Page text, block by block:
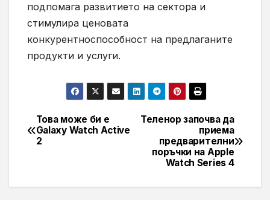
подпомага развитието на сектора и
стимулира ценовата
конкурентноспособност на предлаганите
продукти и услуги.
Навигация
Теленор започва да
приема
предварителни
поръчки на Apple
Watch Series 4
Това може би е
Galaxy Watch Active
2